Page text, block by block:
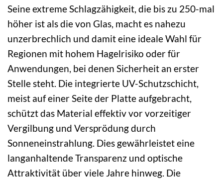
Seine extreme Schlagzähigkeit, die bis zu 250-mal
höher ist als die von Glas, macht es nahezu
unzerbrechlich und damit eine ideale Wahl für
Regionen mit hohem Hagelrisiko oder für
Anwendungen, bei denen Sicherheit an erster
Stelle steht. Die integrierte UV-Schutzschicht,
meist auf einer Seite der Platte aufgebracht,
schützt das Material effektiv vor vorzeitiger
Vergilbung und Versprödung durch
Sonneneinstrahlung. Dies gewährleistet eine
langanhaltende Transparenz und optische
Attraktivität über viele Jahre hinweg. Die